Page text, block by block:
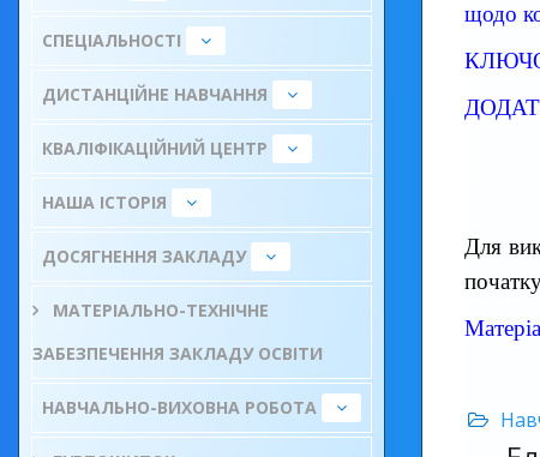
СПЕЦІАЛЬНОСТІ
ДИСТАНЦІЙНЕ НАВЧАННЯ
КВАЛІФІКАЦІЙНИЙ ЦЕНТР
НАША ІСТОРІЯ
ДОСЯГНЕННЯ ЗАКЛАДУ
МАТЕРІАЛЬНО-ТЕХНІЧНЕ
ЗАБЕЗПЕЧЕННЯ ЗАКЛАДУ ОСВІТИ
НАВЧАЛЬНО-ВИХОВНА РОБОТА
щодо
Для